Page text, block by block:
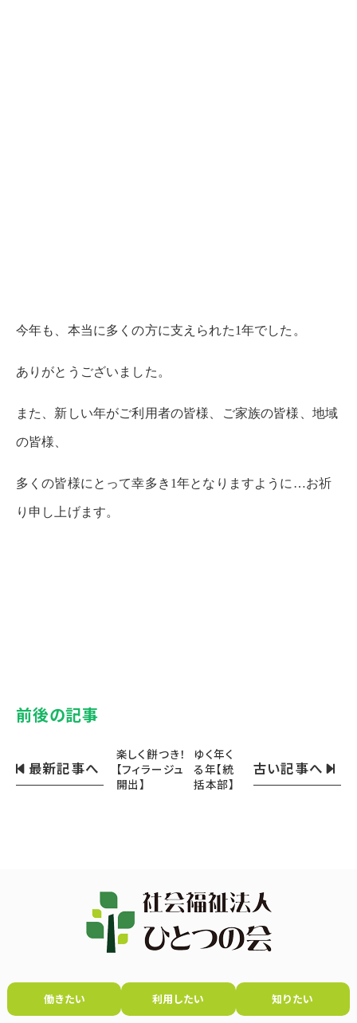
今年も、本当に多くの方に支えられた1年でした。
ありがとうございました。
また、新しい年がご利用者の皆様、ご家族の皆様、地域
の皆様、
多くの皆様にとって幸多き1年となりますように…お祈
り申し上げます。
前後の記事
最新記事へ
楽しく餅つき！
【フィラージュ
開出】
古い記事へ
ゆく年く
る年【統
括本部】
働きたい 利用したい 知りたい